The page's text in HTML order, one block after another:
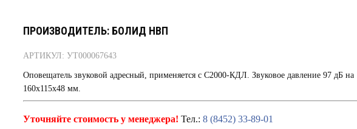
ПРОИЗВОДИТЕЛЬ: БОЛИД НВП
АРТИКУЛ: УТ000067643
Оповещатель звуковой адресный, применяется с С2000-КДЛ. Звуковое давление 97 дБ
160x115x48 мм.
Уточняйте стоимость у менеджера! Тел.: 8 (8452) 33-89-01